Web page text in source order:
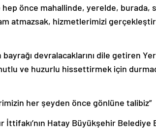
önce mahallinde, yerelde, burada,
atmazsak, hizmetlerimizi
devralacaklarını dile getiren
ve huzurlu hissettirmek için
her şeyden önce gönlüne talibiz”
İttifakı’nın Hatay Büyükşehir Belediye